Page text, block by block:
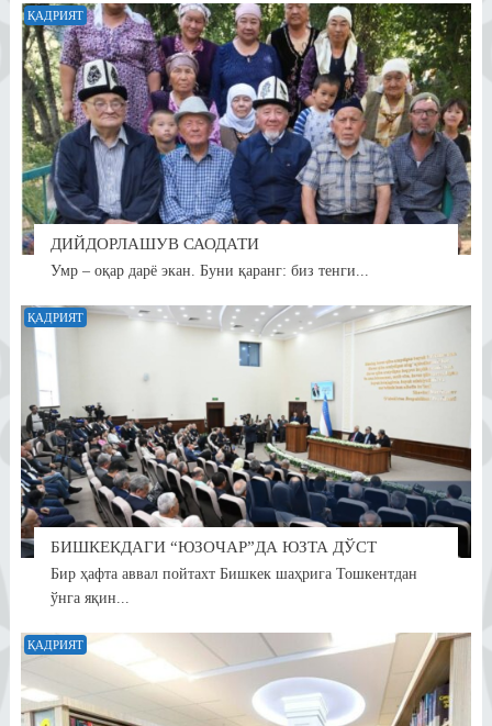
ҚАДРИЯТ
ДИЙДОРЛАШУВ САОДАТИ
Умр – оқар дарё экан. Буни қаранг: биз тенги...
ҚАДРИЯТ
БИШКЕКДАГИ “ЮЗОЧАР”ДА ЮЗТА ДЎСТ
Бир ҳафта аввал пойтахт Бишкек шаҳрига Тошкентдан
ўнга яқин...
ҚАДРИЯТ